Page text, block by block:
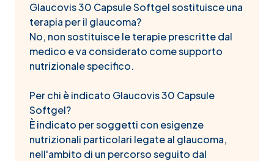
Glaucovis 30 Capsule Softgel sostituisce una
terapia per il glaucoma?
No, non sostituisce le terapie prescritte dal
medico e va considerato come supporto
nutrizionale specifico.
Per chi è indicato Glaucovis 30 Capsule
Softgel?
È indicato per soggetti con esigenze
nutrizionali particolari legate al glaucoma,
nell'ambito di un percorso seguito dal